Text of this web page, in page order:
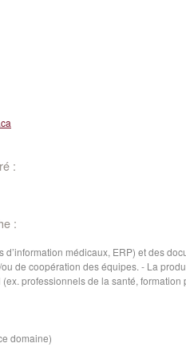
:
:
médicaux, ERP) et des
de coopération des équipes. - La
professionnels de la santé,
domaine)